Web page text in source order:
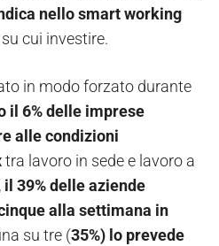
nello smart working
su cui investire.
in modo forzato durante
il 6% delle imprese
alle condizioni
tra lavoro in sede e lavoro a
il 39% delle aziende
alla settimana in
su tre (35%) lo prevede